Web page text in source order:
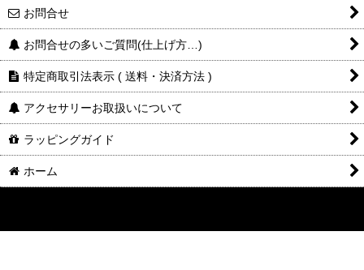
お問合せ
お問合せの多いご質問(仕上げ方…)
特定商取引法表示 ( 送料・決済方法 )
アクセサリーお取扱いについて
ラッピングガイド
ホーム